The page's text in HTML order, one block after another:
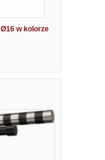
w kolorze